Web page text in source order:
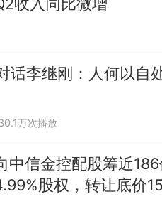
话李继刚：人何以自
万次播放
中信金控配股筹近
股权，转让底价